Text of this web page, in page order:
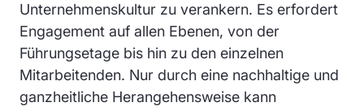
Unternehmenskultur zu verankern. Es erfordert
Engagement auf allen Ebenen, von der
Führungsetage bis hin zu den einzelnen
Mitarbeitenden. Nur durch eine nachhaltige und
ganzheitliche Herangehensweise kann